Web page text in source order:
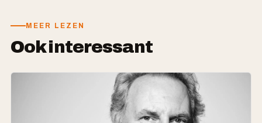
MEER LEZEN
Ook interessant